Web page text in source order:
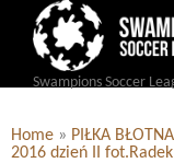
Swampions Soccer
Home » PIŁKA BŁOTNA
2016 dzień II